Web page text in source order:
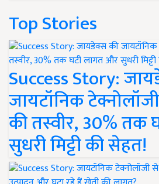
Top Stories
Success Story:
जायटॉनिक
की तस्वीर, 30% तक
सुधरी मिट्टी की सेहत!